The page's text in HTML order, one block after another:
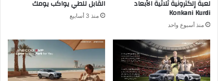
لعبة إلكترونية ثلاثية الأبعاد
Konkani Kurdi
منذ أسبوع واحد
القابل للطي يواكب يومك
منذ 3 أسابيع